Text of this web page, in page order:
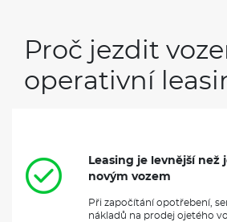
Proč jezdit
operativní
Leasing je levnější než
novým vozem
Při započítání opotřebení,
nákladů na prodej ojetého